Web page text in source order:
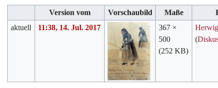
Version vom Vorschaubild Maße
aktuell
11:38, 14. Jul. 2017
367 ×
500
(252 KB)
(